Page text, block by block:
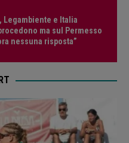
Legambiente e Italia
ma sul Permesso
nessuna risposta”